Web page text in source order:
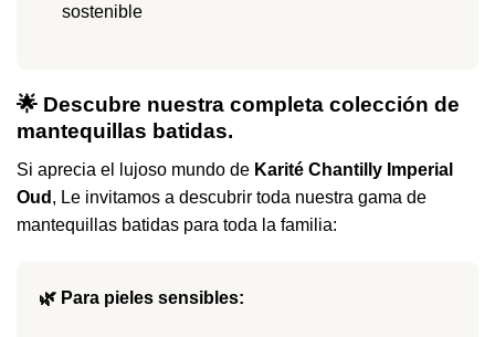
sostenible
🌟 Descubre nuestra completa colección de
mantequillas batidas.
Si aprecia el lujoso mundo de Karité Chantilly Imperial
Oud , Le invitamos a descubrir toda nuestra gama de
mantequillas batidas para toda la familia:
🌿 Para pieles sensibles: